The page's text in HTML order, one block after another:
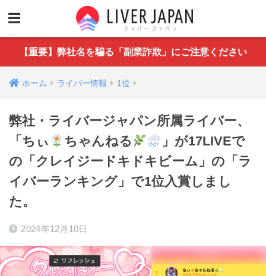
【重要】弊社名を騙る「副業詐欺」にご注意ください
ホーム ライバー情報 1位
弊社・ライバージャパン所属ライバー、
「ちぃ
ちゃんねる
」が17LIVEで
の「クレイジードキドキビーム」の「ラ
イバーランキング」で1位入賞しまし
た。
2024年12月10日